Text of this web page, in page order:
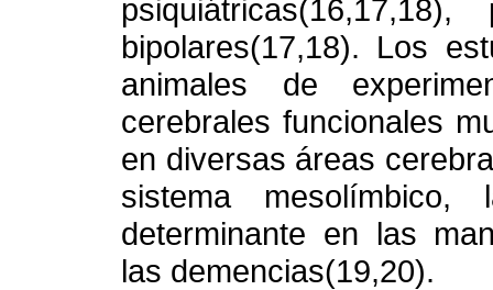
bipolares(17,18). Los
animales de
cerebrales funcionales
en diversas áreas
sistema
determinante en las
las demencias(19,20).